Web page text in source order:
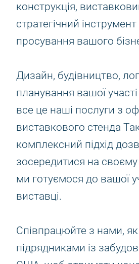
конструкція,
стратегічний
просування вашого
Дизайн, будівництво,
планування вашої
все це наші послуги з
виставкового стенда
комплексний підхід
зосередитися на своєму
ми готуємося до вашої
виставці.
Співпрацюйте з нами,
підрядниками із